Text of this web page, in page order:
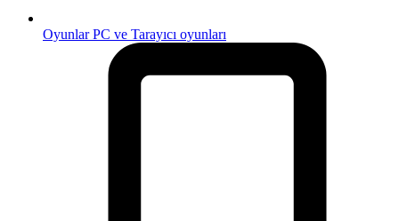
OyunlarPC ve Tarayıcı oyunları